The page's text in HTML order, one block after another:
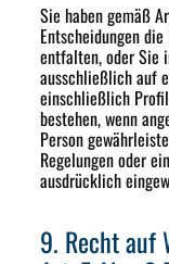
Sie haben gemäß
Entscheidungen
entfalten, oder Sie
ausschließlich auf
einschließlich
bestehen, wenn
Person
Regelungen oder
ausdrücklich
9. Recht